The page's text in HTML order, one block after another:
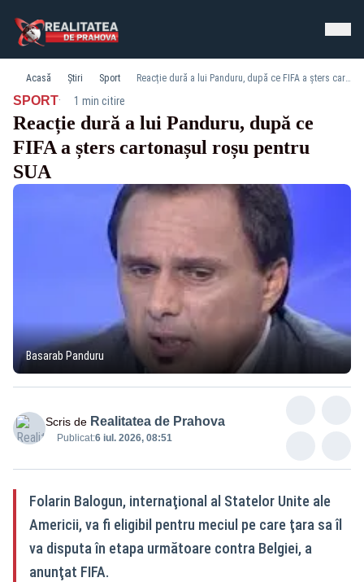
Acasă Știri Sport Reacție dură a lui Panduru, după ce FIFA a șters cartonașul roșu pentru SUA
SPORT· 1 min citire
Reacție dură a lui Panduru, după ce
FIFA a șters cartonașul roșu pentru
SUA
Basarab Panduru
Scris de Realitatea de Prahova
Publicat:6 iul. 2026, 08:51
Folarin Balogun, internaţional al Statelor Unite ale
Americii, va fi eligibil pentru meciul pe care ţara sa îl
va disputa în etapa următoare contra Belgiei, a
anunţat FIFA.